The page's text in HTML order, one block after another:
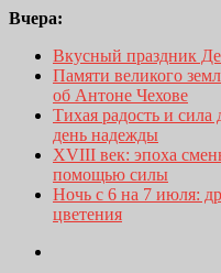
Вчера:
Вкусный праздник
Памяти великого
об Антоне Чехове
Тихая радость и
день надежды
XVIII век: эпоха
помощью силы
Ночь с 6 на 7 июля:
цветения